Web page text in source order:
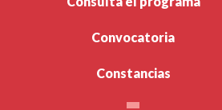
Convocatoria
Constancias